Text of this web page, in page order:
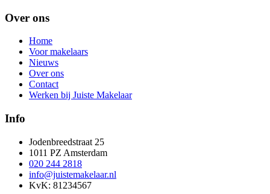
Over ons
Home
Voor makelaars
Nieuws
Over ons
Contact
Werken bij Juiste Makelaar
Info
Jodenbreedstraat 25
1011 PZ Amsterdam
020 244 2818
info@juistemakelaar.nl
KvK: 81234567